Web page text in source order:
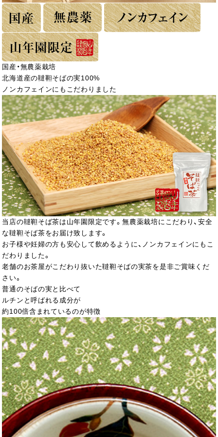
国産・無農薬栽培
北海道産の韃靼そばの実100%
ノンカフェインにもこだわりました
当店の韃靼そば茶は山年園限定です。無農薬栽培にこだわり、安全
な韃靼そば茶をお届け致します。
お子様や妊婦の方も安心して飲めるように、ノンカフェインにもこ
だわりました。
老舗のお茶屋がこだわり抜いた韃靼そばの実茶を是非ご賞味くだ
さい。
普通のそばの実と比べて
ルチンと呼ばれる成分が
約100倍含まれているのが特徴